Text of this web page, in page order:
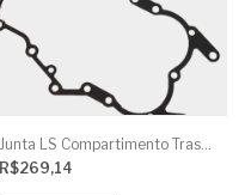
Junta LS Compartimento Traseiro EGQ155
R$269,14